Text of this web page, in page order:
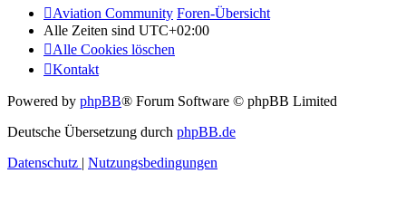
Aviation Community Foren-Übersicht
Alle Zeiten sind UTC+02:00
Alle Cookies löschen
Kontakt
Powered by phpBB® Forum Software © phpBB Limited
Deutsche Übersetzung durch phpBB.de
Datenschutz
Nutzungsbedingungen